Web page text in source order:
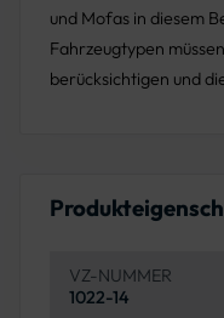
und Mofas in diesem
Fahrzeugtypen
berücksichtigen und
VZ-NUMMER
1022-14